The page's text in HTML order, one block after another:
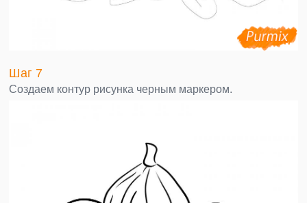
Шаг 7
Создаем контур рисунка черным маркером.